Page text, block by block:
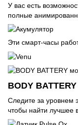
У вас есть
полные
Эти смарт-часы
BODY BATTERY
Следите за уровнем
чтобы найти лучшее